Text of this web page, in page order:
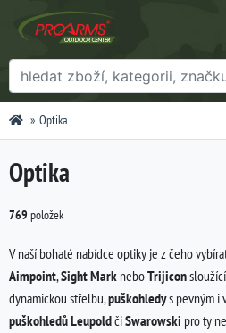
Optika
Optika
769 položek
V naší bohaté nabídce optiky je z čeho
Aimpoint,Sight Mark neboTrijicon
dynamickou střelbu,puškohledys pevným i
puškohledů LeupoldčiSwarowski pro ty